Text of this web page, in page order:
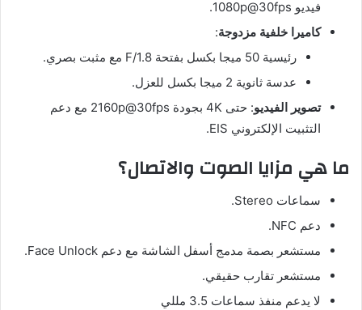
فيديو 1080p@30fps.
كاميرا خلفية مزدوجة:
رئيسية 50 ميجا بكسل بفتحة F/1.8 مع مثبت بصري.
عدسة ثانوية 2 ميجا بكسل للعزل.
تصوير الفيديو
: حتى 4K بجودة 2160p@30fps مع دعم
التثبيت الإلكتروني EIS.
ما هي مزايا الصوت والاتصال؟
سماعات Stereo.
دعم NFC.
مستشعر بصمة مدمج أسفل الشاشة مع دعم Face Unlock.
مستشعر تقارب حقيقي.
لا يدعم منفذ سماعات 3.5 مللي